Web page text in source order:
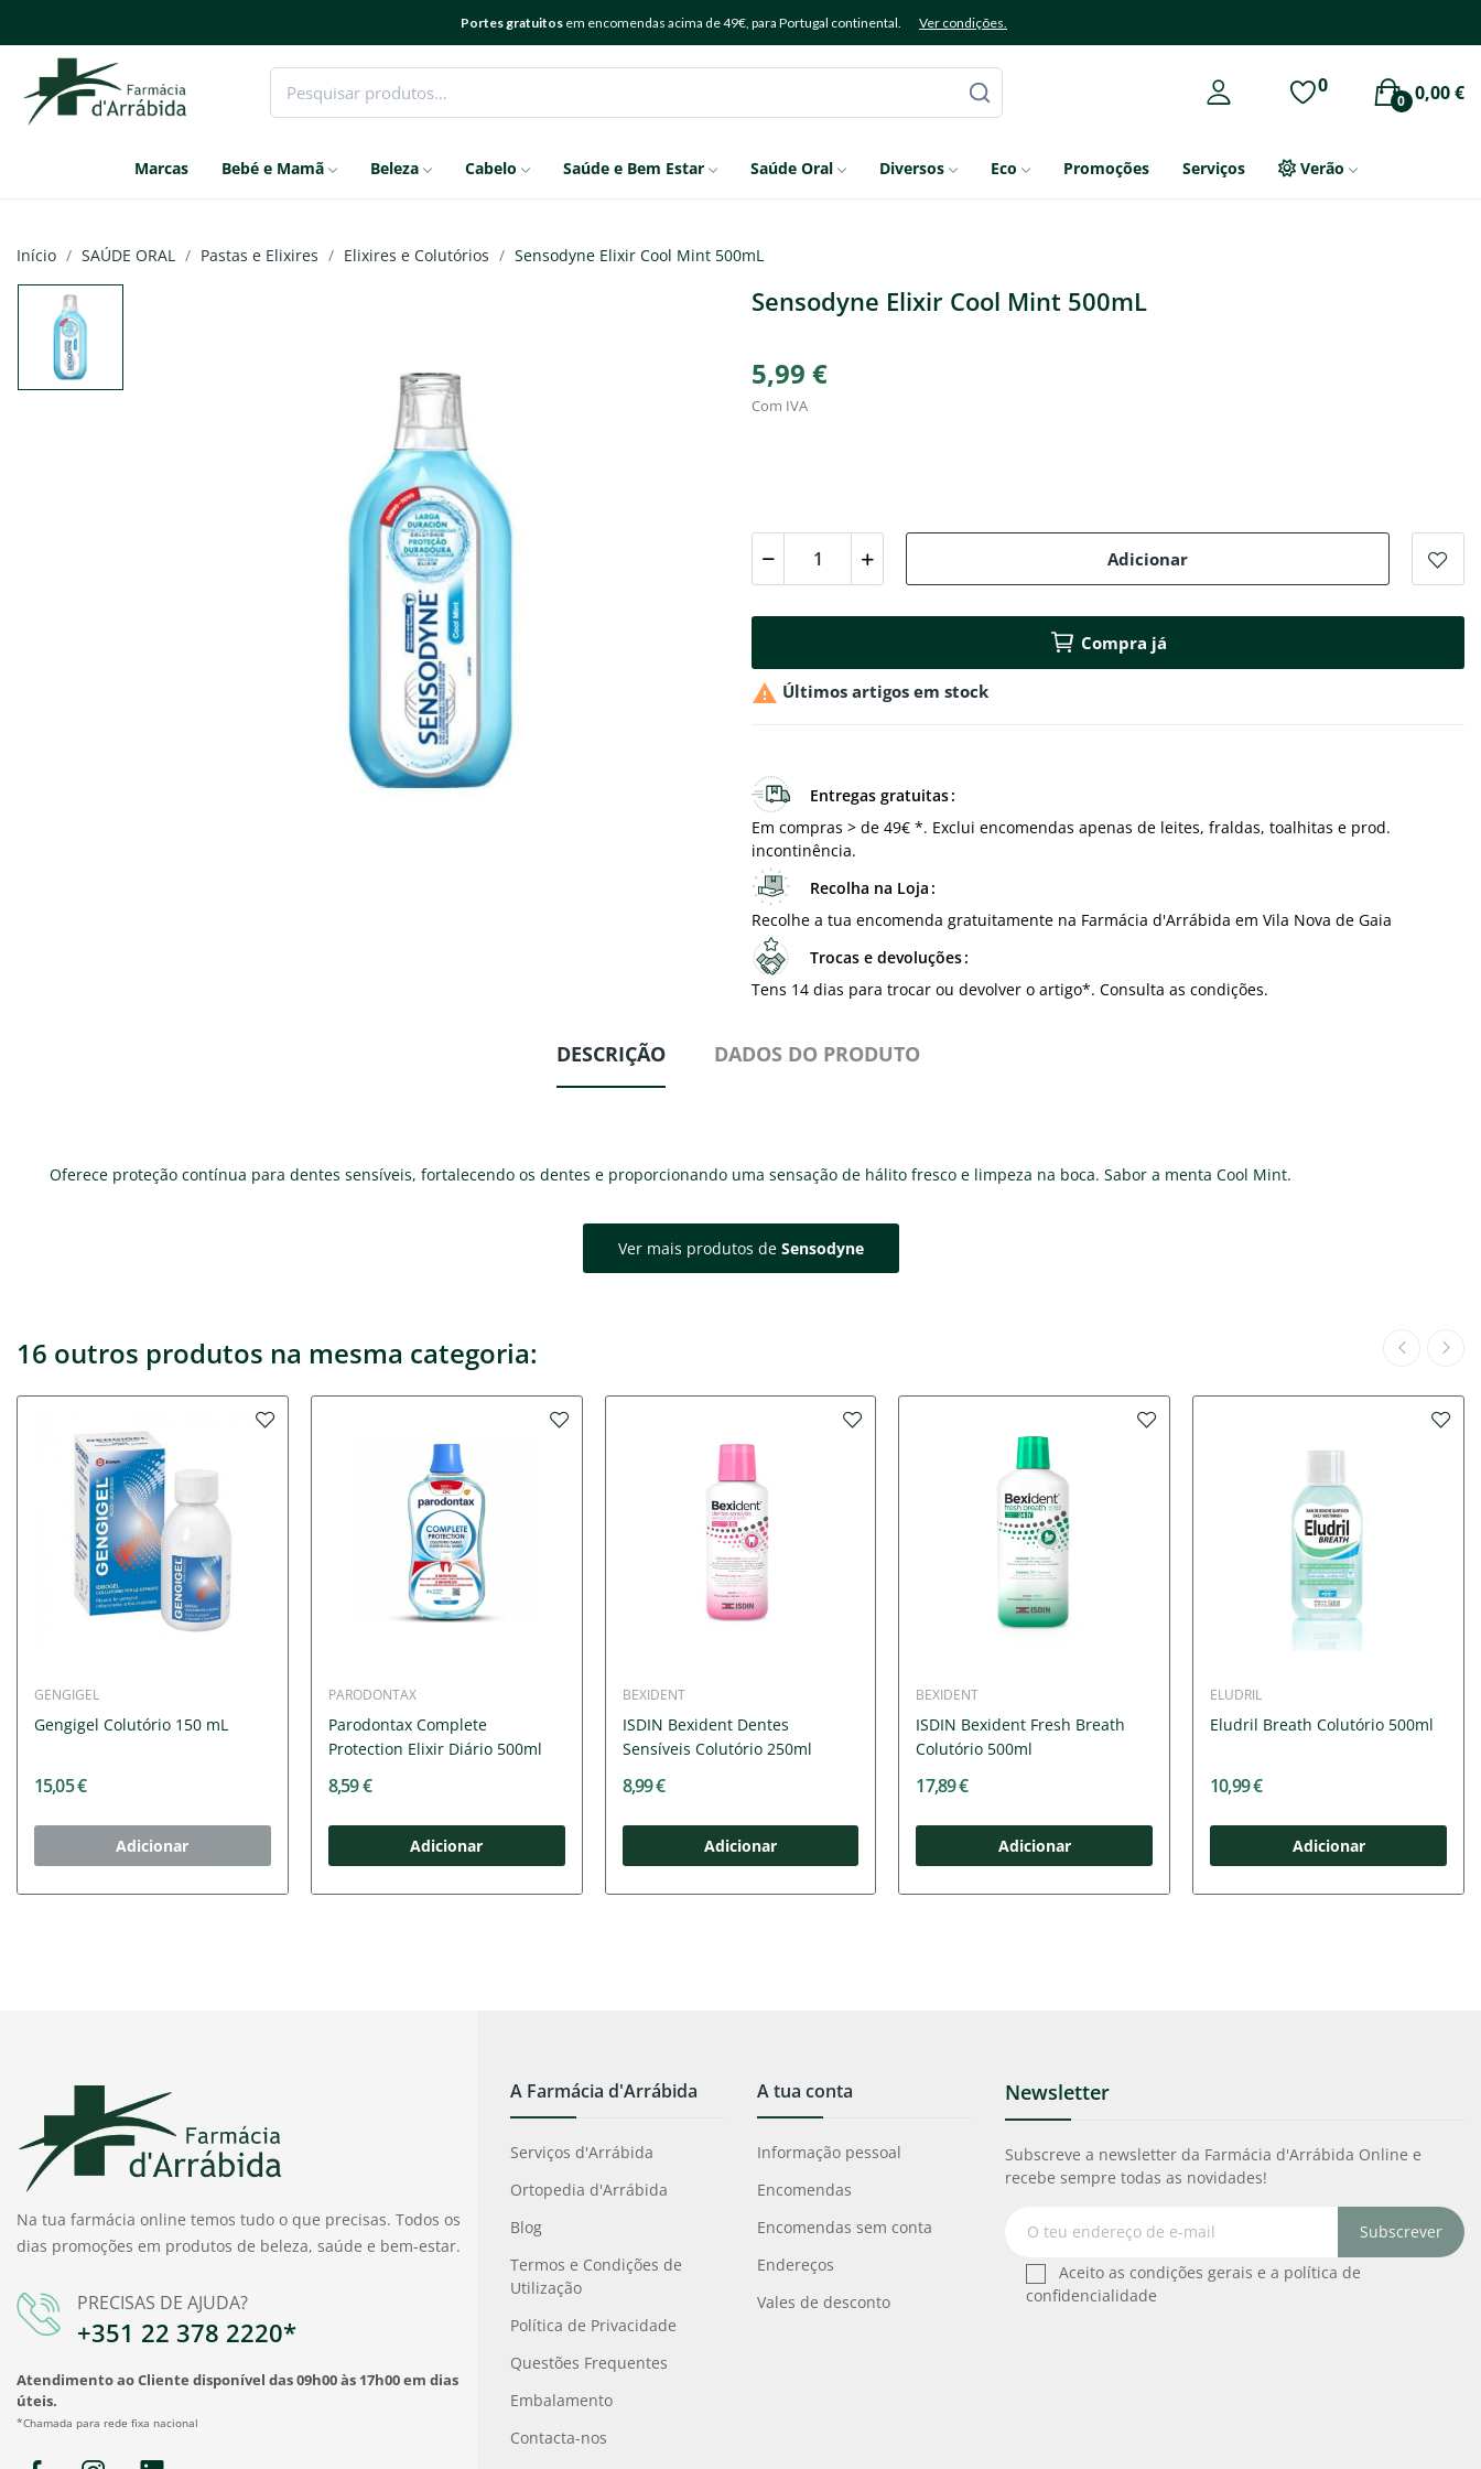
Portes gratuitos em encomendas acima de 49€, para Portugal continental. Ver condições.
0 0,00 €
0
Marcas Bebé e Mamã Beleza Cabelo Saúde e Bem Estar Saúde Oral Diversos Eco Promoções Serviços Verão
Início SAÚDE ORAL Pastas e Elixires Elixires e Colutórios Sensodyne Elixir Cool Mint 500mL
Sensodyne Elixir Cool Mint 500mL
5,99 €
Com IVA
Adicionar
Compra já
 Últimos artigos em stock
Entregas gratuitas
Em compras > de 49€ *. Exclui encomendas apenas de leites, fraldas, toalhitas e prod.
incontinência.
Recolha na Loja
Recolhe a tua encomenda gratuitamente na Farmácia d'Arrábida em Vila Nova de Gaia
Trocas e devoluções
Tens 14 dias para trocar ou devolver o artigo*. Consulta as condições.
DESCRIÇÃO DADOS DO PRODUTO
Oferece proteção contínua para dentes sensíveis, fortalecendo os dentes e proporcionando uma sensação de hálito fresco e limpeza na boca. Sabor a menta Cool Mint.
Ver mais produtos de Sensodyne
16 outros produtos na mesma categoria:
GENGIGEL
Gengigel Colutório 150 mL
15,05 €
Adicionar
PARODONTAX
Parodontax Complete
Protection Elixir Diário 500ml
8,59 €
Adicionar
BEXIDENT
ISDIN Bexident Dentes
Sensíveis Colutório 250ml
8,99 €
Adicionar
BEXIDENT
ISDIN Bexident Fresh Breath
Colutório 500ml
17,89 €
Adicionar
ELUDRIL
Eludril Breath Colutório 500ml
10,99 €
Adicionar
Na tua farmácia online temos tudo o que precisas. Todos os
dias promoções em produtos de beleza, saúde e bem-estar.
PRECISAS DE AJUDA?
+351 22 378 2220*
Atendimento ao Cliente disponível das 09h00 às 17h00 em dias
úteis.
*Chamada para rede fixa nacional
A Farmácia d'Arrábida
Serviços d'Arrábida
Ortopedia d'Arrábida
Blog
Termos e Condições de
Utilização
Política de Privacidade
Questões Frequentes
Embalamento
Contacta-nos
A tua conta
Informação pessoal
Encomendas
Encomendas sem conta
Endereços
Vales de desconto
Newsletter
Subscreve a newsletter da Farmácia d'Arrábida Online e
recebe sempre todas as novidades!
Subscrever
Aceito as condições gerais e a política de
confidencialidade